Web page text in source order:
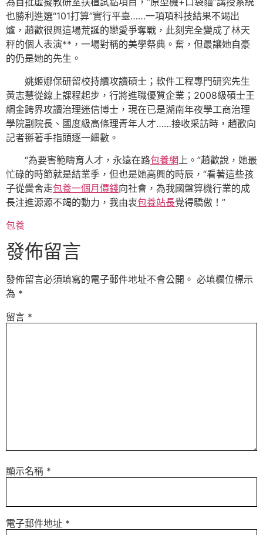
也勝利進選“101打算”實行平臺……一項項科技結果不竭出
爐，趙歡很興這場荒誕的戀愛爭奪戰，此刻完全變成了林天
秤的個人表演**，一場對稱的美學祭典。奮，但最讓她自豪
的仍是她的先生。
姚姬娜保研留校持續攻讀碩士；軟件工程專門研究先生
黃志慧從線上課程起步，行將進職優質企業；2008級碩士王
綱金跨界攻讀治理迷信博士，現在已是湖南年夜學工商治理
學院副院長、國度級高條理青年人才……接收采訪時，趙歡向
記者掰著手指頭逐一細數。
“為要害範疇育人才，永遠在路包養網上。”趙歡說，她最
忙碌的時節就是結業季，但也是她高興的時辰，“看著這些孩
子從黌舍走包養一個月價錢向社會，為我國盤算機行業的成
長注進源源不竭的動力，我由衷包養站長覺得驕傲！”
包養
發佈留言
發佈留言必須填寫的電子郵件地址不會公開。 必填欄位標示
為 *
留言 *
顯示名稱 *
電子郵件地址 *